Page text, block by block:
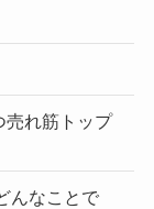
売れ筋トップ
んなことで